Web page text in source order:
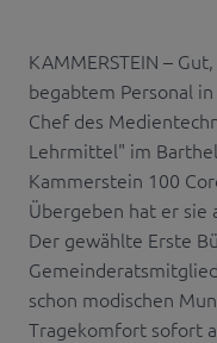
KAMMERSTEIN –
begabtem Personal
Chef des
Lehrmittel" im
Kammerstein 100
Übergeben hat er sie
Der gewählte Erste
schon modischen
Tragekomfort sofort